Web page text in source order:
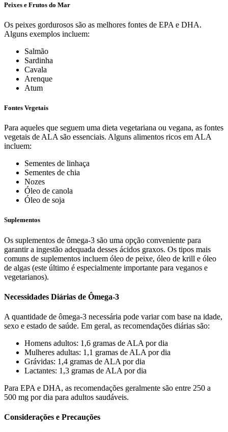
Peixes e Frutos do Mar
Os peixes gordurosos são as melhores fontes de EPA e DHA.
Alguns exemplos incluem:
Salmão
Sardinha
Cavala
Arenque
Atum
Fontes Vegetais
Para aqueles que seguem uma dieta vegetariana ou vegana, as fontes
vegetais de ALA são essenciais. Alguns alimentos ricos em ALA
incluem:
Sementes de linhaça
Sementes de chia
Nozes
Óleo de canola
Óleo de soja
Suplementos
Os suplementos de ômega-3 são uma opção conveniente para
garantir a ingestão adequada desses ácidos graxos. Os tipos mais
comuns de suplementos incluem óleo de peixe, óleo de krill e óleo
de algas (este último é especialmente importante para veganos e
vegetarianos).
Necessidades Diárias de Ômega-3
A quantidade de ômega-3 necessária pode variar com base na idade,
sexo e estado de saúde. Em geral, as recomendações diárias são:
Homens adultos: 1,6 gramas de ALA por dia
Mulheres adultas: 1,1 gramas de ALA por dia
Grávidas: 1,4 gramas de ALA por dia
Lactantes: 1,3 gramas de ALA por dia
Para EPA e DHA, as recomendações geralmente são entre 250 a
500 mg por dia para adultos saudáveis.
Considerações e Precauções